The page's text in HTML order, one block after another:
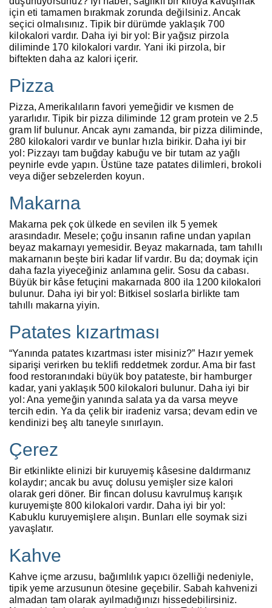
için eti tamamen bırakmak zorunda değilsiniz. Ancak
seçici olmalısınız. Tipik bir dürümde yaklaşık 700
kilokalori vardır. Daha iyi bir yol: Bir yağsız pirzola
diliminde 170 kilokalori vardır. Yani iki pirzola, bir
biftekten daha az kalori içerir.
Pizza
Pizza, Amerikalıların favori yemeğidir ve kısmen de
yararlıdır. Tipik bir pizza diliminde 12 gram protein ve 2.5
gram lif bulunur. Ancak aynı zamanda, bir pizza diliminde,
280 kilokalori vardır ve bunlar hızla birikir. Daha iyi bir
yol: Pizzayı tam buğday kabuğu ve bir tutam az yağlı
peynirle evde yapın. Üstüne taze patates dilimleri, brokoli
veya diğer sebzelerden koyun.
Makarna
Makarna pek çok ülkede en sevilen ilk 5 yemek
arasındadır. Mesele; çoğu insanın rafine undan yapılan
beyaz makarnayı yemesidir. Beyaz makarnada, tam tahıllı
makarnanın beşte biri kadar lif vardır. Bu da; doymak için
daha fazla yiyeceğiniz anlamına gelir. Sosu da cabası.
Büyük bir kâse fetuçini makarnada 800 ila 1200 kilokalori
bulunur. Daha iyi bir yol: Bitkisel soslarla birlikte tam
tahıllı makarna yiyin.
Patates kızartması
“Yanında patates kızartması ister misiniz?” Hazır yemek
siparişi verirken bu teklifi reddetmek zordur. Ama bir fast
food restoranındaki büyük boy patateste, bir hamburger
kadar, yani yaklaşık 500 kilokalori bulunur. Daha iyi bir
yol: Ana yemeğin yanında salata ya da varsa meyve
tercih edin. Ya da çelik bir iradeniz varsa; devam edin ve
kendinizi beş altı taneyle sınırlayın.
Çerez
Bir etkinlikte elinizi bir kuruyemiş kâsesine daldırmanız
kolaydır; ancak bu avuç dolusu yemişler size kalori
olarak geri döner. Bir fincan dolusu kavrulmuş karışık
kuruyemişte 800 kilokalori vardır. Daha iyi bir yol:
Kabuklu kuruyemişlere alışın. Bunları elle soymak sizi
yavaşlatır.
Kahve
Kahve içme arzusu, bağımlılık yapıcı özelliği nedeniyle,
tipik yeme arzusunun ötesine geçebilir. Sabah kahvenizi
almadan tam olarak ayılmadığınızı hissedebilirsiniz.